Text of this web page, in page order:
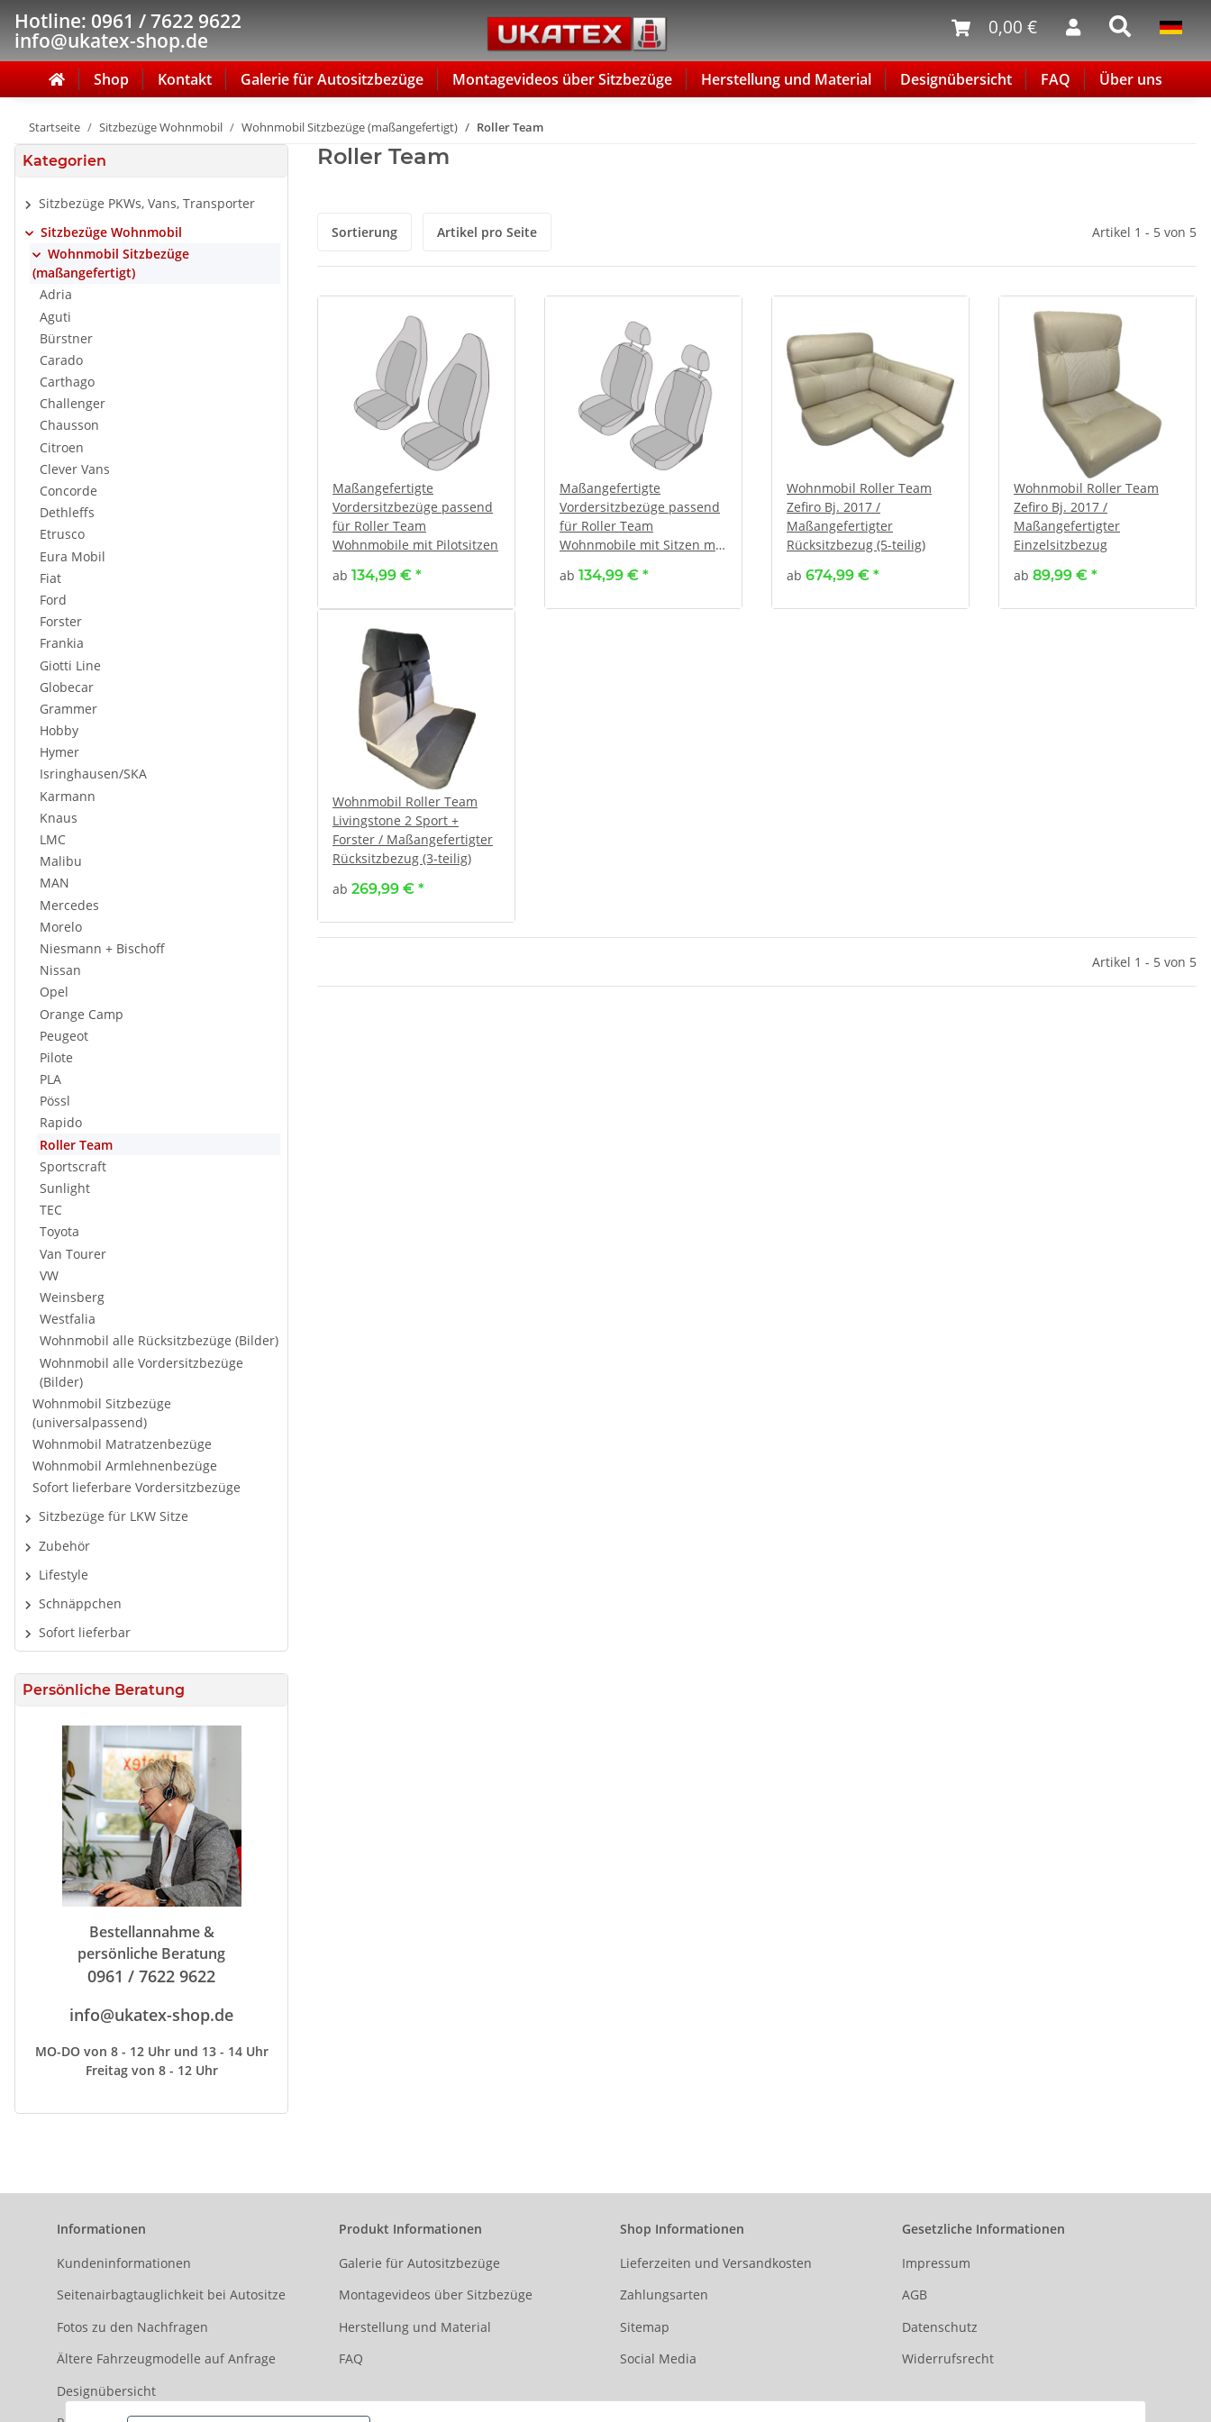
Hotline: 0961 / 7622 9622
info@ukatex-shop.de
0,00 €
Shop Kontakt Galerie für Autositzbezüge Montagevideos über Sitzbezüge Herstellung und Material Designübersicht FAQ Über uns
Startseite Sitzbezüge Wohnmobil Wohnmobil Sitzbezüge (maßangefertigt) Roller Team
Roller Team
Sortierung Artikel pro Seite Artikel 1 - 5 von 5
Maßangefertigte
Vordersitzbezüge passend
für Roller Team
Wohnmobile mit Pilotsitzen
ab 134,99 € *
Maßangefertigte
Vordersitzbezüge passend
für Roller Team
Wohnmobile mit Sitzen mit
ab 134,99 € *
Wohnmobil Roller Team
Zefiro Bj. 2017 /
Maßangefertigter
Rücksitzbezug (5-teilig)
ab 674,99 € *
Wohnmobil Roller Team
Zefiro Bj. 2017 /
Maßangefertigter
Einzelsitzbezug
ab 89,99 € *
Wohnmobil Roller Team
Livingstone 2 Sport +
Forster / Maßangefertigter
Rücksitzbezug (3-teilig)
ab 269,99 € *
Artikel 1 - 5 von 5
Kategorien
Sitzbezüge PKWs, Vans, Transporter
Sitzbezüge Wohnmobil
Wohnmobil Sitzbezüge
(maßangefertigt)
Adria
Aguti
Bürstner
Carado
Carthago
Challenger
Chausson
Citroen
Clever Vans
Concorde
Dethleffs
Etrusco
Eura Mobil
Fiat
Ford
Forster
Frankia
Giotti Line
Globecar
Grammer
Hobby
Hymer
Isringhausen/SKA
Karmann
Knaus
LMC
Malibu
MAN
Mercedes
Morelo
Niesmann + Bischoff
Nissan
Opel
Orange Camp
Peugeot
Pilote
PLA
Pössl
Rapido
Roller Team
Sportscraft
Sunlight
TEC
Toyota
Van Tourer
VW
Weinsberg
Westfalia
Wohnmobil alle Rücksitzbezüge (Bilder)
Wohnmobil alle Vordersitzbezüge
(Bilder)
Wohnmobil Sitzbezüge
(universalpassend)
Wohnmobil Matratzenbezüge
Wohnmobil Armlehnenbezüge
Sofort lieferbare Vordersitzbezüge
Sitzbezüge für LKW Sitze
Zubehör
Lifestyle
Schnäppchen
Sofort lieferbar
Persönliche Beratung
Bestellannahme &
persönliche Beratung
0961 / 7622 9622
info@ukatex-shop.de
MO-DO von 8 - 12 Uhr und 13 - 14 Uhr
Freitag von 8 - 12 Uhr
Informationen
Kundeninformationen
Seitenairbagtauglichkeit bei Autositze
Fotos zu den Nachfragen
Ältere Fahrzeugmodelle auf Anfrage
Designübersicht
Produkt Informationen
Galerie für Autositzbezüge
Montagevideos über Sitzbezüge
Herstellung und Material
FAQ
Shop Informationen
Lieferzeiten und Versandkosten
Zahlungsarten
Sitemap
Social Media
Gesetzliche Informationen
Impressum
AGB
Datenschutz
Widerrufsrecht